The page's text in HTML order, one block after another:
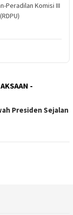
Peradilan Komisi III
-
Presiden Sejalan